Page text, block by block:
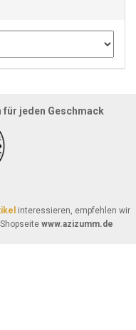
für jeden Geschmack
interessieren, empfehlen wir
www.azizumm.de